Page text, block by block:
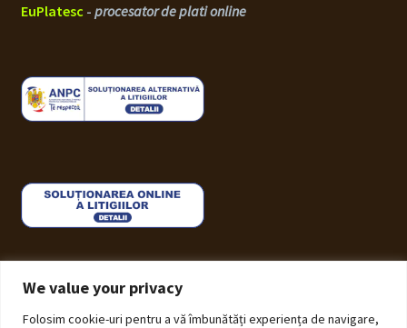
We value your privacy
Folosim cookie-uri pentru a vă îmbunătăți experiența de navigare,
EuPlatesc - procesator de plati online